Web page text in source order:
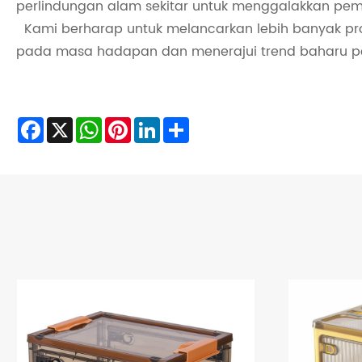
perlindungan alam sekitar untuk menggalakkan
Kami berharap untuk melancarkan lebih banyak
pada masa hadapan dan menerajui trend baharu
Facebook
X WhatsApp
Pinterest
LinkedIn